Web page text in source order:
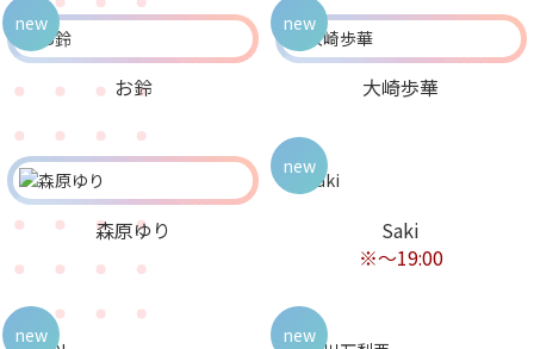
お鈴
new
大崎歩華
new
森原ゆり
Saki
※～19:00
new
new new